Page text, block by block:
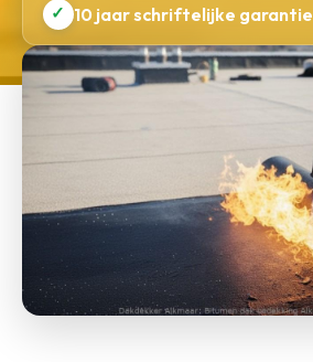
✓ 10 jaar schriftelijke garantie